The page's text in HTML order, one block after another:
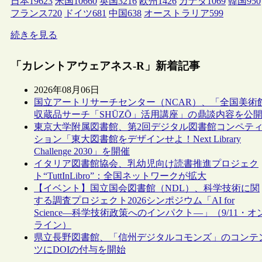
フランス720 ドイツ681 中国638 オーストラリア599
続きを見る
「カレントアウェアネス-R」新着記事
2026年08月06日
国立アートリサーチセンター（NCAR）、「全国美術
収蔵品サーチ「SHŪZŌ」活用講座」の鼎談内容を公開
東京大学附属図書館、第2回デジタル図書館コンペティ
ション「東大図書館をデザインせよ！Next Library
Challenge 2030」を開催
イタリア図書館協会、乳幼児向け読書推進プロジェク
ト“TuttInLibro”：全国ネットワークが拡大
【イベント】国立国会図書館（NDL）、科学技術に関
する調査プロジェクト2026シンポジウム「AI for
Science―科学技術政策へのインパクト―」（9/11・オ
ライン）
県立長野図書館、「信州デジタルコモンズ」のコンテ
ツにDOIの付与を開始